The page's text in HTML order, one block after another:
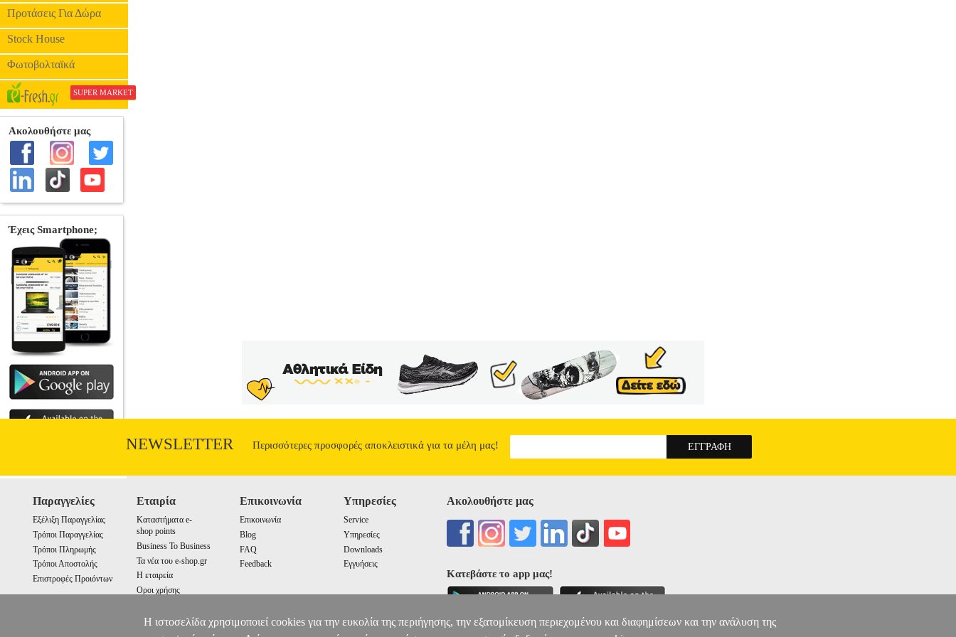
Προτάσεις Για Δώρα
Stock House
Φωτοβολταϊκά
SUPER MARKET
NEWSLETTER Περισσότερες προσφορές αποκλειστικά για τα μέλη μας!
Παραγγελίες
Εξέλιξη Παραγγελίας
Τρόποι Παραγγελίας
Τρόποι Πληρωμής
Τρόποι Αποστολής
Επιστροφές Προιόντων
Εταιρία
Καταστήματα e-
shop points
Business To Business
Τα νέα του e-shop.gr
Η εταιρεία
Οροι χρήσης
Επικοινωνία
Επικοινωνία
Blog
FAQ
Feedback
Υπηρεσίες
Service
Υπηρεσίες
Downloads
Εγγυήσεις
Ακολουθήστε μας
Κατεβάστε το app μας!
Η ιστοσελίδα χρησιμοποιεί cookies για την ευκολία της περιήγησης, την εξατομίκευση περιεχομένου και διαφημίσεων και την ανάλυση της